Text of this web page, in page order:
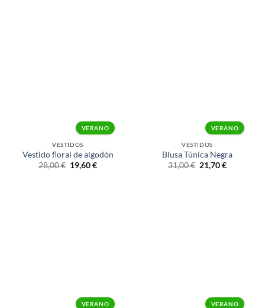
VERANO
VESTIDOS
Vestido floral de algodón
28,00€ 19,60€
VERANO
VESTIDOS
Blusa Túnica Negra
31,00€ 21,70€
VERANO VERANO